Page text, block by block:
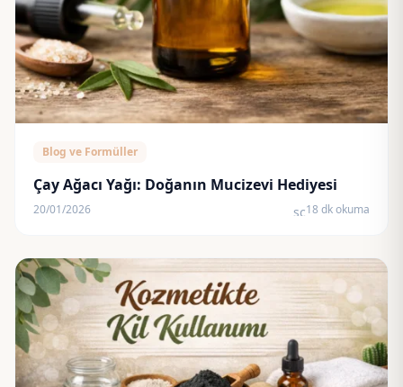
Blog ve Formüller
Çay Ağacı Yağı: Doğanın Mucizevi Hediyesi
20/01/2026 schedule
18 dk okuma